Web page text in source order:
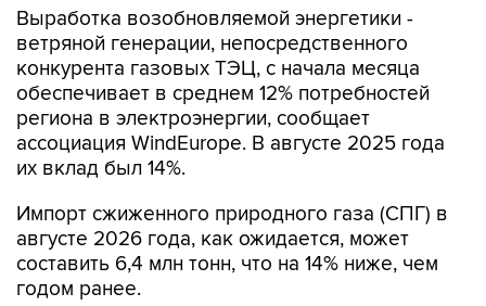
конкурента газовых ТЭЦ, с начала месяца
обеспечивает в среднем 12% потребностей
региона в электроэнергии, сообщает
ассоциация WindEurope. В августе 2025 года
их вклад был 14%.
Импорт сжиженного природного газа (СПГ) в
составить 6,4 млн тонн, что на 14% ниже, чем
годом ранее.
Gas Infrastructure Europe